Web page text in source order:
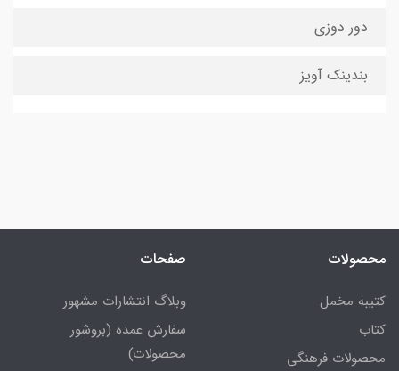
دور دوزی
بندینک آویز
محصولات
کتیبه مخمل
کتاب
محصولات فرهنگی
صفحات
وبلاگ انتشارات مشهور
سفارش عمده (بروشور
محصولات)